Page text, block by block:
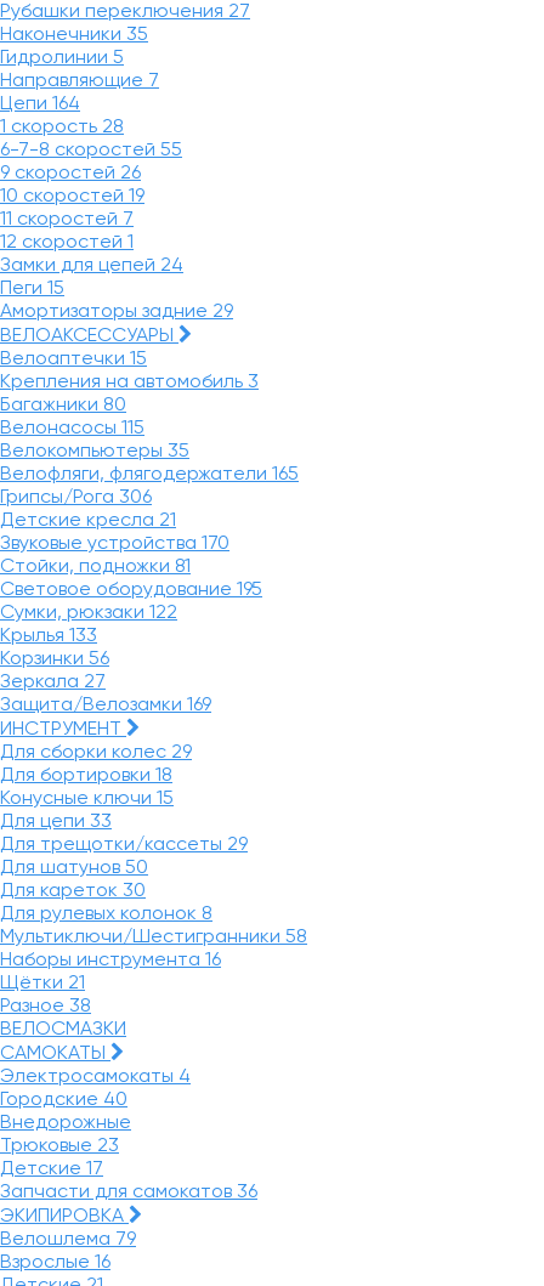
Рубашки переключения 27
Наконечники 35
Гидролинии 5
Направляющие 7
Цепи 164
1 скорость 28
6-7-8 скоростей 55
9 скоростей 26
10 скоростей 19
11 скоростей 7
12 скоростей 1
Замки для цепей 24
Пеги 15
Амортизаторы задние 29
ВЕЛОАКСЕССУАРЫ
Велоаптечки 15
Крепления на автомобиль 3
Багажники 80
Велонасосы 115
Велокомпьютеры 35
Велофляги, флягодержатели 165
Грипсы/Рога 306
Детские кресла 21
Звуковые устройства 170
Стойки, подножки 81
Световое оборудование 195
Сумки, рюкзаки 122
Крылья 133
Корзинки 56
Зеркала 27
Защита/Велозамки 169
ИНСТРУМЕНТ
Для сборки колес 29
Для бортировки 18
Конусные ключи 15
Для цепи 33
Для трещотки/кассеты 29
Для шатунов 50
Для кареток 30
Для рулевых колонок 8
Мультиключи/Шестигранники 58
Наборы инструмента 16
Щётки 21
Разное 38
ВЕЛОСМАЗКИ
САМОКАТЫ
Электросамокаты 4
Городские 40
Внедорожные
Трюковые 23
Детские 17
Запчасти для самокатов 36
ЭКИПИРОВКА
Велошлема 79
Взрослые 16